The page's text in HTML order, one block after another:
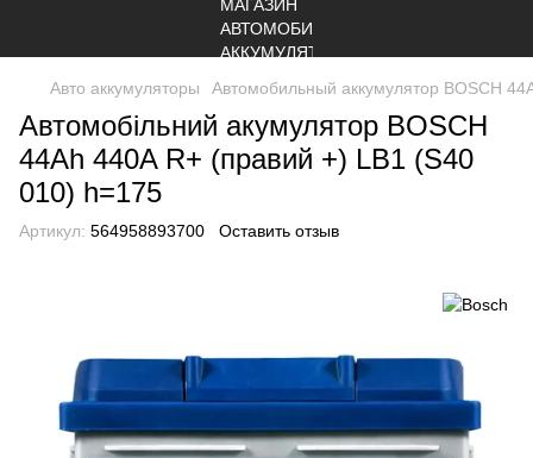
Авто аккумуляторы Автомобильный аккумулятор BOSCH
Автомобільний акумулятор BOSCH
44Ah 440A R+ (правий +) LB1 (S40
010) h=175
Артикул: 564958893700 Оставить отзыв